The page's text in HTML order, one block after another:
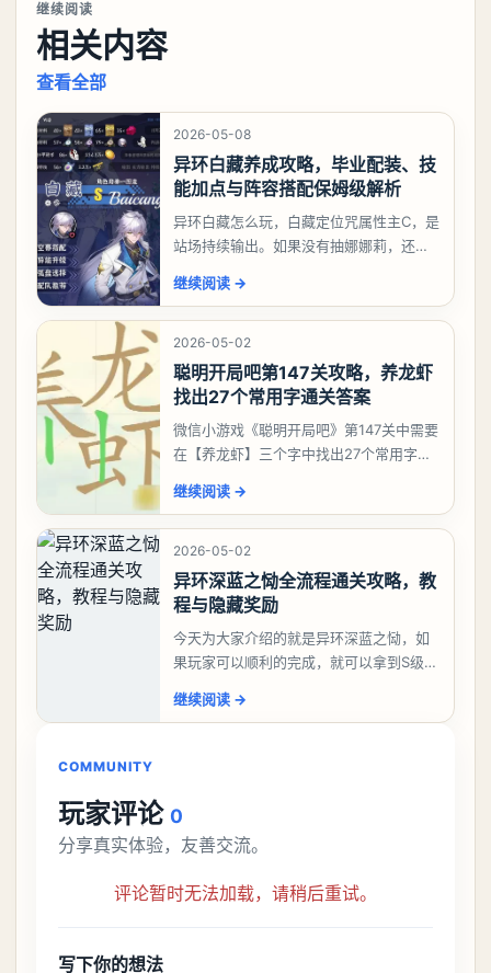
继续阅读
相关内容
查看全部
2026-05-08
异环白藏养成攻略，毕业配装、技
能加点与阵容搭配保姆级解析
异环白藏怎么玩，白藏定位咒属性主C，是
站场持续输出。如果没有抽娜娜莉，还没
有娜娜莉缺另外一个二队C想打深渊也可以
考虑养个白藏
继续阅读 →
2026-05-02
聪明开局吧第147关攻略，养龙虾
找出27个常用字通关答案
微信小游戏《聪明开局吧》第147关中需要
在【养龙虾】三个字中找出27个常用字，
大、夫、夰、巾、中、虫、下、虾、卜、
囗、吓、卟、
继续阅读 →
2026-05-02
异环深蓝之恸全流程通关攻略，教
程与隐藏奖励
今天为大家介绍的就是异环深蓝之恸，如
果玩家可以顺利的完成，就可以拿到S级弧
比较高的，对于那些新手玩家并不建议直
继续阅读 →
COMMUNITY
玩家评论 0
分享真实体验，友善交流。
评论暂时无法加载，请稍后重试。
写下你的想法